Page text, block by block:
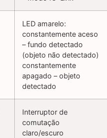
LED amarelo:
constantemente aceso
– fundo detectado
(objeto não detectado)
constantemente
apagado – objeto
detectado
Interruptor de
comutação
claro/escuro